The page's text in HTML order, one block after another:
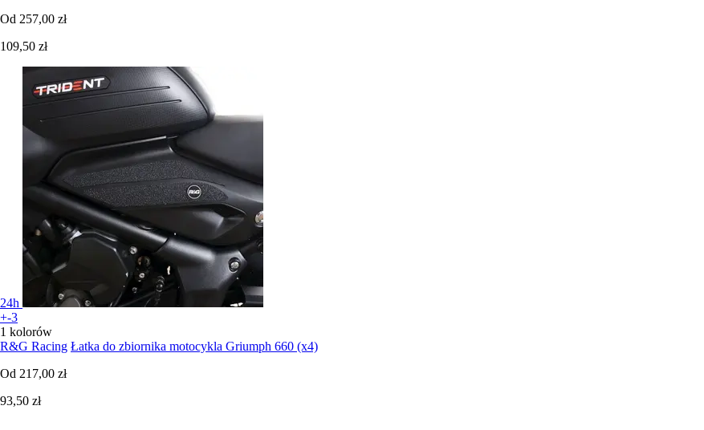
Od 257,00 zł
109,50 zł
24h
+-3
1 kolorów
R&G Racing Łatka do zbiornika motocykla Griumph 660 (x4)
Od 217,00 zł
93,50 zł